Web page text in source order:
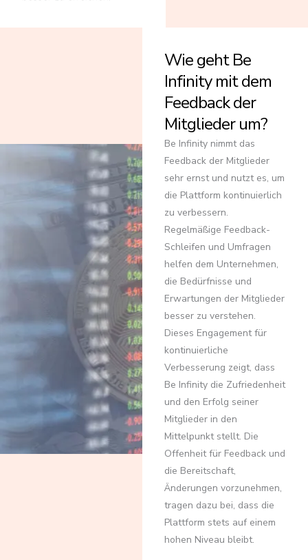
Wie geht Be
Infinity mit dem
Feedback der
Mitglieder um?
Be Infinity nimmt das
Feedback der Mitglieder
sehr ernst und nutzt es, um
die Plattform kontinuierlich
zu verbessern.
Regelmäßige Feedback-
Schleifen und Umfragen
helfen dem Unternehmen,
die Bedürfnisse und
Erwartungen der Mitglieder
besser zu verstehen.
Dieses Engagement für
kontinuierliche
Verbesserung zeigt, dass
Be Infinity die Zufriedenheit
und den Erfolg seiner
Mitglieder in den
Mittelpunkt stellt. Die
Offenheit für Feedback und
die Bereitschaft,
Änderungen vorzunehmen,
tragen dazu bei, dass die
Plattform stets auf einem
hohen Niveau bleibt.